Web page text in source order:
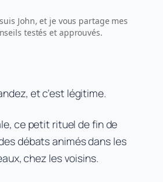
suis John, et je vous partage mes
testés et approuvés.
et c’est légitime.
ce petit rituel de fin de
débats animés dans les
chez les voisins.